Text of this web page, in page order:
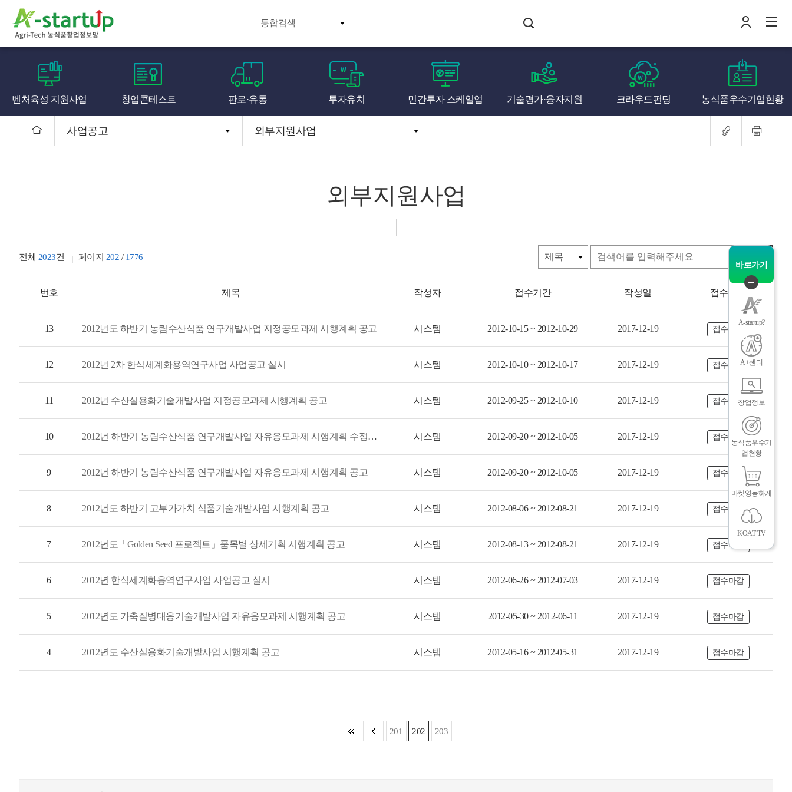
로
그
인
전
체
나의창업일지
벤처육성 지원사업 창업콘테스트 판로·유통 투자유치 민간투자 스케일업 기술평가·융자지원 크라우드펀딩 농식품우수기업현황
사업공고 외부지원사업
외부지원사업
전체 2023건 페이지 202 / 1776
번호 제목 작성자 접수기간 작성일 접수상태
13 2012년도 하반기 농림수산식품 연구개발사업 지정공모과제 시행계획 공고 시스템 2012-10-15 ~ 2012-10-29 2017-12-19 접수마감
12 2012년 2차 한식세계화용역연구사업 사업공고 실시 시스템 2012-10-10 ~ 2012-10-17 2017-12-19 접수마감
11 2012년 수산실용화기술개발사업 지정공모과제 시행계획 공고 시스템 2012-09-25 ~ 2012-10-10 2017-12-19 접수마감
10 2012년 하반기 농림수산식품 연구개발사업 자유응모과제 시행계획 수정공고 시스템 2012-09-20 ~ 2012-10-05 2017-12-19 접수마감
9 2012년 하반기 농림수산식품 연구개발사업 자유응모과제 시행계획 공고 시스템 2012-09-20 ~ 2012-10-05 2017-12-19 접수마감
8 2012년도 하반기 고부가가치 식품기술개발사업 시행계획 공고 시스템 2012-08-06 ~ 2012-08-21 2017-12-19 접수마감
7 2012년도「Golden Seed 프로젝트」품목별 상세기획 시행계획 공고 시스템 2012-08-13 ~ 2012-08-21 2017-12-19 접수마감
6 2012년 한식세계화용역연구사업 사업공고 실시 시스템 2012-06-26 ~ 2012-07-03 2017-12-19 접수마감
5 2012년도 가축질병대응기술개발사업 자유응모과제 시행계획 공고 시스템 2012-05-30 ~ 2012-06-11 2017-12-19 접수마감
4 2012년도 수산실용화기술개발사업 시행계획 공고 시스템 2012-05-16 ~ 2012-05-31 2017-12-19 접수마감
201 202 203
바로가기
퀵
메
뉴
닫
기
A-startup?
A+센터
창업정보
농식품우수기
업현황
마켓영농하게
KOAT TV